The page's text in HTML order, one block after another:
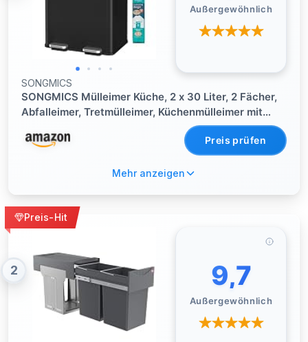
Außergewöhnlich
SONGMICS
SONGMICS Mülleimer Küche, 2 x 30 Liter, 2 Fächer,
Abfalleimer, Tretmülleimer, Küchenmülleimer mit
Softclose-Deckel und Inneneimer, Stahl, inklusive 15
Müllbeutel, tintenschwarz LTB741B02Preis prüfen
Mehr anzeigen
Preis-Hit
2 9,7
Außergewöhnlich